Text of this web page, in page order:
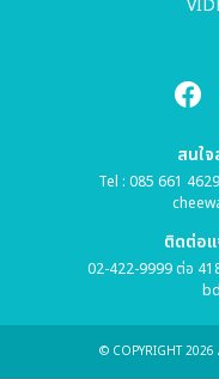
สนใ
Tel : 085 661
ติดต่อ
02-422-9999 ต่อ
© COPYRIGHT 2026